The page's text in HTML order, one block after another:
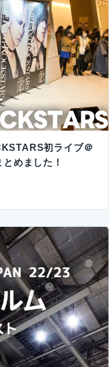
初ライブ＠
めました！